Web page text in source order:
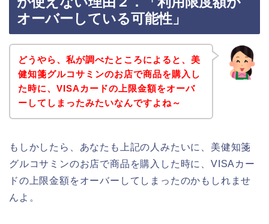
オーバーしている可能性」
どうやら、私が調べたところによると、美
健知箋グルコサミンのお店で商品を購入し
た時に、VISAカードの上限金額をオーバ
ーしてしまったみたいなんですよね～
もしかしたら、あなたも上記の人みたいに、美健知箋
グルコサミンのお店で商品を購入した時に、VISAカー
ドの上限金額をオーバーしてしまったのかもしれませ
んよ。